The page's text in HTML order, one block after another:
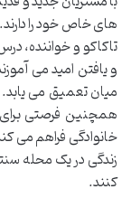
های خاص خود را
تاکاکو و خواننده،
و یافتن امید می
میان تعمیق می
همچنین فرصتی
خانوادگی فراهم می
زندگی در یک محله
کنند.